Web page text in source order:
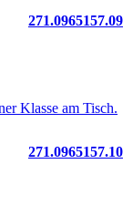
271.0965157.09
271.0965157.10